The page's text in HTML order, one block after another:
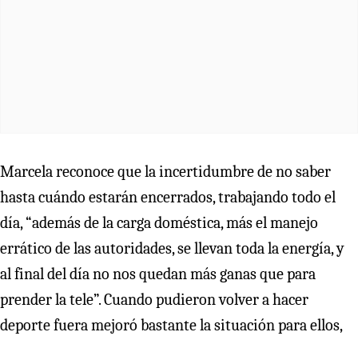
Marcela reconoce que la incertidumbre de no saber
hasta cuándo estarán encerrados, trabajando todo el
día, “además de la carga doméstica, más el manejo
errático de las autoridades, se llevan toda la energía, y
al final del día no nos quedan más ganas que para
prender la tele”. Cuando pudieron volver a hacer
deporte fuera mejoró bastante la situación para ellos,